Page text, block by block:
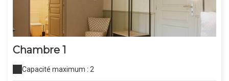
Chambre 1
Capacité maximum : 2